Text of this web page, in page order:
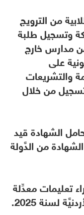
من الترويج
وتسجيل طلبة
مدارس خارج
على
والتشريعات
من خلال
الشهادة قيد
من الدَّولة
تعليمات معدِّلة
لسنة 2025.